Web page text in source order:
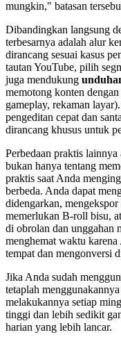
mungkin," batasan
Dibandingkan langsung
terbesarnya adalah alur
dirancang sesuai kasus
tautan YouTube, pilih
juga mendukung
memotong konten
gameplay, rekaman
pengeditan cepat dan
dirancang khusus untuk
Perbedaan praktis
bukan hanya tentang
praktis saat Anda
berbeda. Anda dapat
didengarkan, mengekspor
memerlukan B-roll bisu,
di obrolan dan unggahan
menghemat waktu
tempat dan mengonversi
Jika Anda sudah
tetaplah
melakukannya setiap
tinggi dan lebih sedikit
harian yang lebih lancar.